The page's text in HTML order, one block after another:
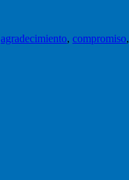
agradecimiento, compromiso,